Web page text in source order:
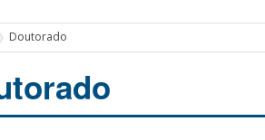
Doutorado